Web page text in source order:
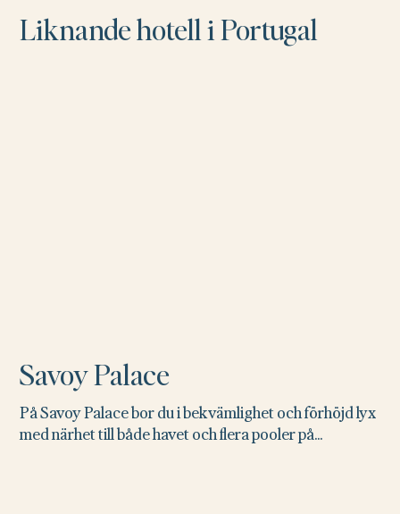
Liknande hotell i Portugal
Savoy Palace
På Savoy Palace bor du i bekvämlighet och förhöjd lyx
med närhet till både havet och flera pooler på...